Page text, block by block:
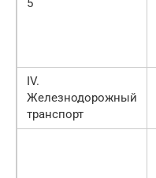
5
IV.
Железнодорожный
транспорт